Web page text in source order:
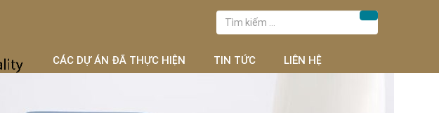
Tìm
kiếm
cho:
Tìm kiếm
CÁC DỰ ÁN ĐÃ THỰC HIỆN TIN TỨC LIÊN HỆ